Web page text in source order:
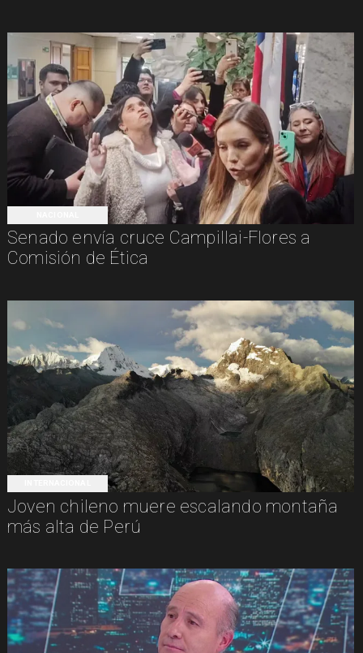
Senado envía cruce Campillai-Flores a
Comisión de Ética
Joven chileno muere escalando montaña
más alta de Perú